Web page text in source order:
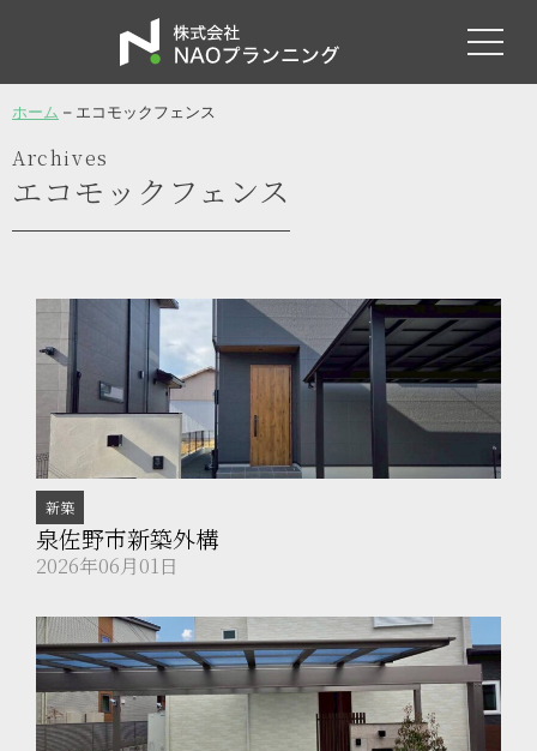
ホーム –エコモックフェンス
Archives
エコモックフェンス
新築
泉佐野市新築外構
2026年06月01日